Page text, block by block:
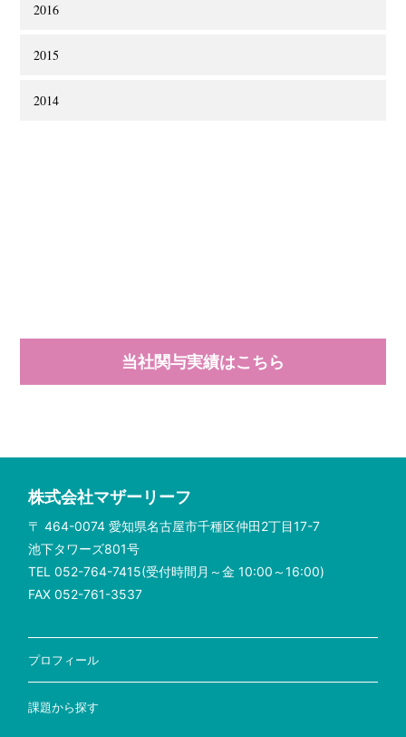
2016
2015
2014
当社関与実績はこちら
株式会社マザーリーフ
〒 464-0074 愛知県名古屋市千種区仲田2丁目17-7
池下タワーズ801号
TEL 052-764-7415(受付時間月～金 10:00～16:00)
FAX 052-761-3537
プロフィール
課題から探す